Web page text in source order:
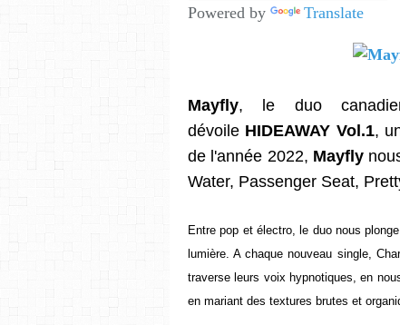
Powered by Translate
Mayfly, le duo
dévoile HIDEAWAY Vol.1,
de l'année 2022, Mayfly
Water, Passenger Seat,
Entre pop et électro, le duo nous
lumière. A chaque nouveau single,
traverse leurs voix hypnotiques, en
en mariant des textures brutes et